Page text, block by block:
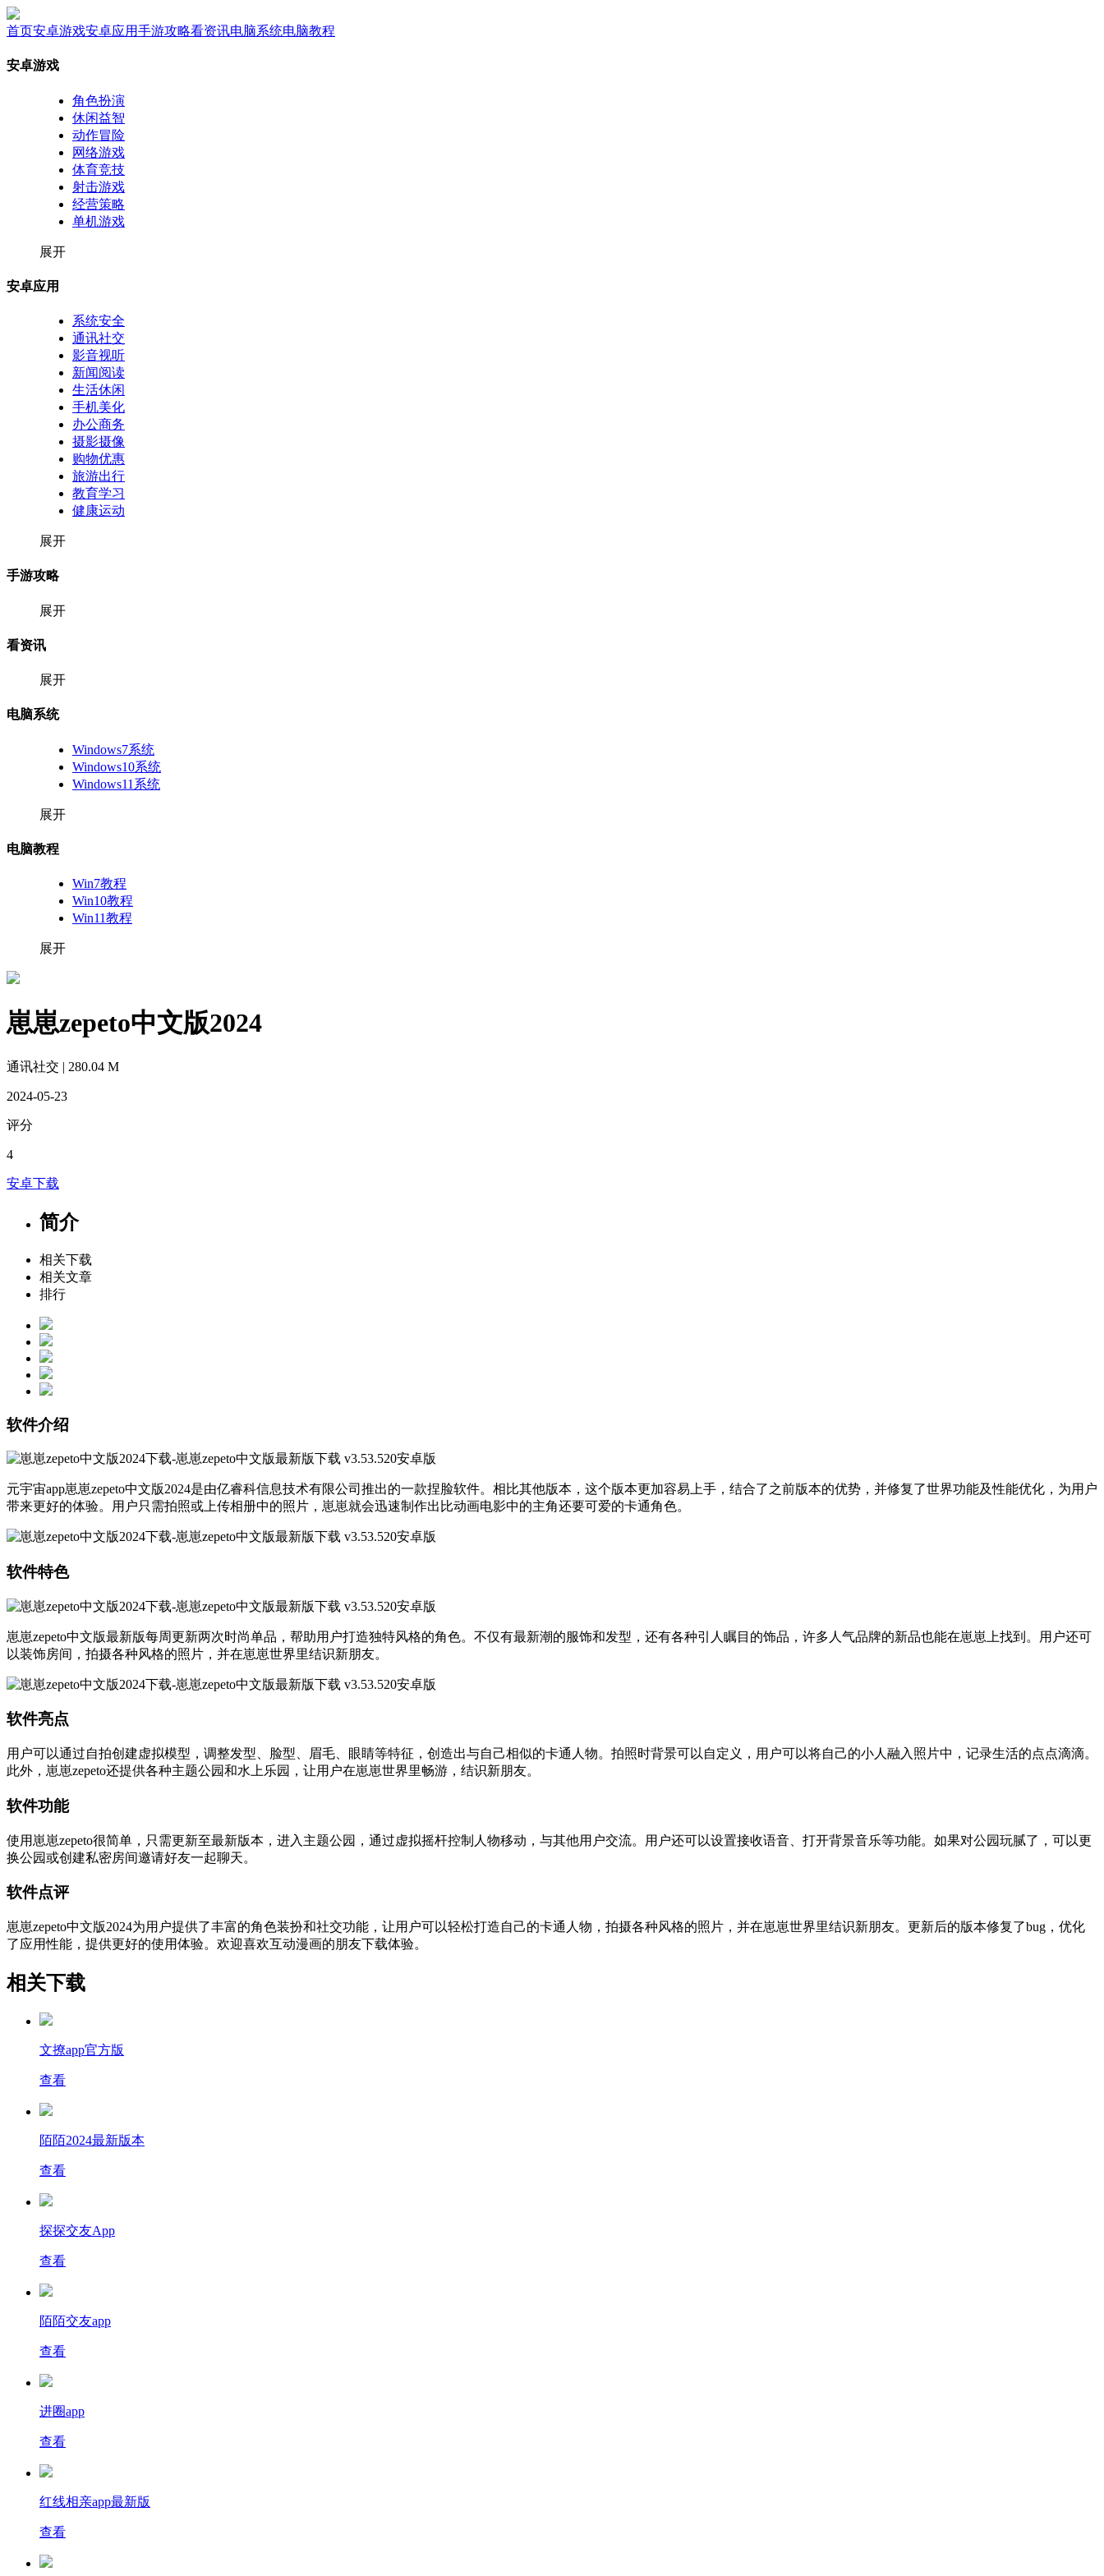
首页安卓游戏安卓应用手游攻略看资讯电脑系统电脑教程
安卓游戏
角色扮演
休闲益智
动作冒险
网络游戏
体育竞技
射击游戏
经营策略
单机游戏
展开
安卓应用
系统安全
通讯社交
影音视听
新闻阅读
生活休闲
手机美化
办公商务
摄影摄像
购物优惠
旅游出行
教育学习
健康运动
展开
手游攻略
展开
看资讯
展开
电脑系统
Windows7系统
Windows10系统
Windows11系统
展开
电脑教程
Win7教程
Win10教程
Win11教程
展开
崽崽zepeto中文版2024
通讯社交 | 280.04 M
2024-05-23
评分
4
安卓下载
简介
相关下载
相关文章
排行
软件介绍
元宇宙app崽崽zepeto中文版2024是由亿睿科信息技术有限公司推出的一款捏脸软件。相比其他版本，这个版本更加容易上手，结合了之前版本的优势，并修复了世界功能及性能优化，为用户
带来更好的体验。用户只需拍照或上传相册中的照片，崽崽就会迅速制作出比动画电影中的主角还要可爱的卡通角色。
软件特色
崽崽zepeto中文版最新版每周更新两次时尚单品，帮助用户打造独特风格的角色。不仅有最新潮的服饰和发型，还有各种引人瞩目的饰品，许多人气品牌的新品也能在崽崽上找到。用户还可
以装饰房间，拍摄各种风格的照片，并在崽崽世界里结识新朋友。
软件亮点
用户可以通过自拍创建虚拟模型，调整发型、脸型、眉毛、眼睛等特征，创造出与自己相似的卡通人物。拍照时背景可以自定义，用户可以将自己的小人融入照片中，记录生活的点点滴滴。
此外，崽崽zepeto还提供各种主题公园和水上乐园，让用户在崽崽世界里畅游，结识新朋友。
软件功能
使用崽崽zepeto很简单，只需更新至最新版本，进入主题公园，通过虚拟摇杆控制人物移动，与其他用户交流。用户还可以设置接收语音、打开背景音乐等功能。如果对公园玩腻了，可以更
换公园或创建私密房间邀请好友一起聊天。
软件点评
崽崽zepeto中文版2024为用户提供了丰富的角色装扮和社交功能，让用户可以轻松打造自己的卡通人物，拍摄各种风格的照片，并在崽崽世界里结识新朋友。更新后的版本修复了bug，优化
了应用性能，提供更好的使用体验。欢迎喜欢互动漫画的朋友下载体验。
相关下载
文撩app官方版
查看
陌陌2024最新版本
查看
探探交友App
查看
陌陌交友app
查看
进圈app
查看
红线相亲app最新版
查看